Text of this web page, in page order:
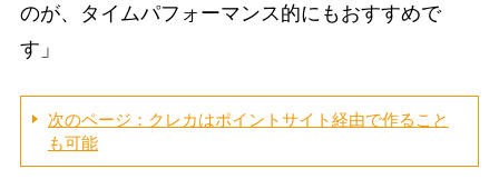
のが、タイムパフォーマンス的にもおすすめで
す」
次のページ：クレカはポイントサイト経由で作ること
も可能